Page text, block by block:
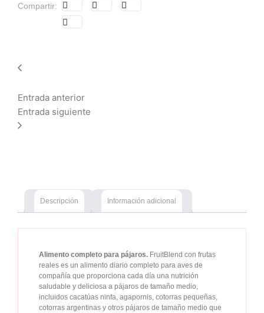
Compartir:
Entrada anterior
Entrada siguiente
Descripción Información adicional
Alimento completo para pájaros. FruitBlend con frutas
reales es un alimento diario completo para aves de
compañía que proporciona cada día una nutrición
saludable y deliciosa a pájaros de tamaño medio,
incluidos cacatúas ninfa, agapornis, cotorras pequeñas,
cotorras argentinas y otros pájaros de tamaño medio que